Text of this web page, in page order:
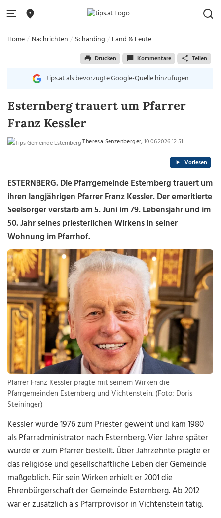
Home Nachrichten Schärding Land & Leute
Drucken Kommentare Teilen
tips.at als bevorzugte Google-Quelle hinzufügen
Esternberg trauert um Pfarrer
Franz Kessler
Theresa Senzenberger, 10.06.2026 12:51
Vorlesen
ESTERNBERG. Die Pfarrgemeinde Esternberg trauert um
ihren langjährigen Pfarrer Franz Kessler. Der emeritierte
Seelsorger verstarb am 5. Juni im 79. Lebensjahr und im
50. Jahr seines priesterlichen Wirkens in seiner
Wohnung im Pfarrhof.
Pfarrer Franz Kessler prägte mit seinem Wirken die
Pfarrgemeinden Esternberg und Vichtenstein. (Foto: Doris
Steininger)
Kessler wurde 1976 zum Priester geweiht und kam 1980
als Pfarradministrator nach Esternberg. Vier Jahre später
wurde er zum Pfarrer bestellt. Über Jahrzehnte prägte er
das religiöse und gesellschaftliche Leben der Gemeinde
maßgeblich. Für sein Wirken erhielt er 2001 die
Ehrenbürgerschaft der Gemeinde Esternberg. Ab 2012
war er zusätzlich als Pfarrprovisor in Vichtenstein tätig.